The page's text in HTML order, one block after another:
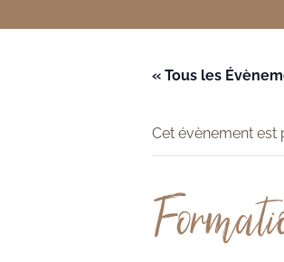
« Tous les
Cet évènement est